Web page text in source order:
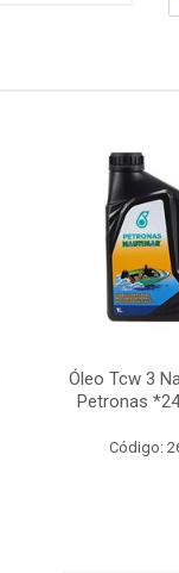
Óleo Tcw 3
Petronas
Código: